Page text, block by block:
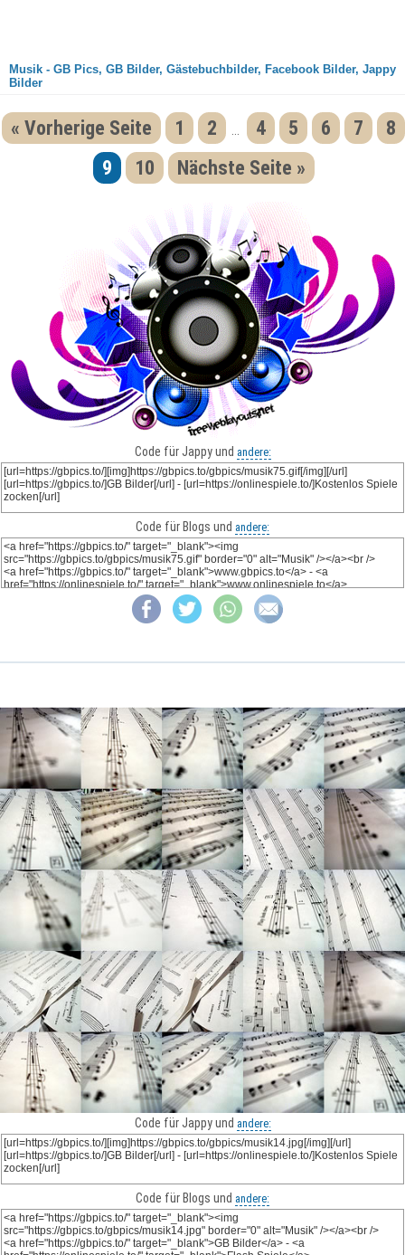
Musik - GB Pics, GB Bilder, Gästebuchbilder, Facebook Bilder, Jappy
Bilder
« Vorherige Seite 1 2 4 5 6 7
8
9
10 Nächste Seite »
Code für Jappy und andere:
Code für Blogs und andere:
Code für Jappy und andere:
Code für Blogs und andere: